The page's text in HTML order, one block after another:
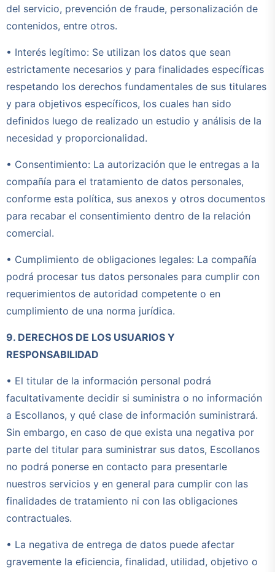
del servicio, prevención de fraude, personalización de
contenidos, entre otros.
• Interés legítimo: Se utilizan los datos que sean
estrictamente necesarios y para finalidades específicas
respetando los derechos fundamentales de sus titulares
y para objetivos específicos, los cuales han sido
definidos luego de realizado un estudio y análisis de la
necesidad y proporcionalidad.
• Consentimiento: La autorización que le entregas a la
compañía para el tratamiento de datos personales,
conforme esta política, sus anexos y otros documentos
para recabar el consentimiento dentro de la relación
comercial.
• Cumplimiento de obligaciones legales: La compañía
podrá procesar tus datos personales para cumplir con
requerimientos de autoridad competente o en
cumplimiento de una norma jurídica.
9. DERECHOS DE LOS USUARIOS Y
RESPONSABILIDAD
• El titular de la información personal podrá
facultativamente decidir si suministra o no información
a Escollanos, y qué clase de información suministrará.
Sin embargo, en caso de que exista una negativa por
parte del titular para suministrar sus datos, Escollanos
no podrá ponerse en contacto para presentarle
nuestros servicios y en general para cumplir con las
finalidades de tratamiento ni con las obligaciones
contractuales.
• La negativa de entrega de datos puede afectar
gravemente la eficiencia, finalidad, utilidad, objetivo o